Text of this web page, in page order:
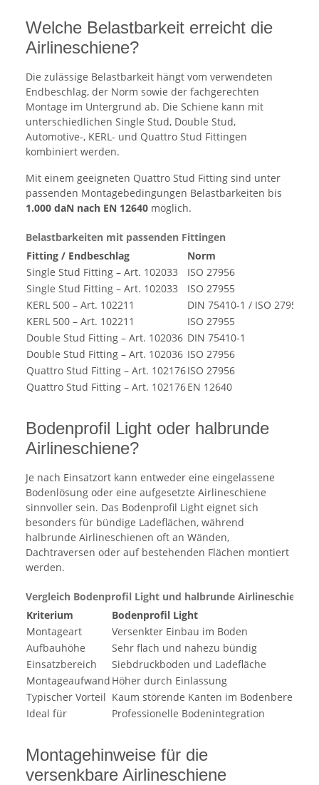
Welche Belastbarkeit erreicht die
Airlineschiene?
Die zulässige Belastbarkeit hängt vom verwendeten
Endbeschlag, der Norm sowie der fachgerechten
Montage im Untergrund ab. Die Schiene kann mit
unterschiedlichen Single Stud, Double Stud,
Automotive-, KERL- und Quattro Stud Fittingen
kombiniert werden.
Mit einem geeigneten Quattro Stud Fitting sind unter
passenden Montagebedingungen Belastbarkeiten bis
1.000 daN nach EN 12640 möglich.
Belastbarkeiten mit passenden Fittingen
Fitting / Endbeschlag
Norm
Single Stud Fitting – Art. 102033
ISO 27956
Single Stud Fitting – Art. 102033
ISO 27955
KERL 500 – Art. 102211
DIN 75410-1 / ISO 27956
KERL 500 – Art. 102211
ISO 27955
Double Stud Fitting – Art. 102036 DIN 75410-1
Double Stud Fitting – Art. 102036 ISO 27956
Quattro Stud Fitting – Art. 102176ISO 27956
Quattro Stud Fitting – Art. 102176EN 12640
Bodenprofil Light oder halbrunde
Airlineschiene?
Je nach Einsatzort kann entweder eine eingelassene
Bodenlösung oder eine aufgesetzte Airlineschiene
sinnvoller sein. Das Bodenprofil Light eignet sich
besonders für bündige Ladeflächen, während
halbrunde Airlineschienen oft an Wänden,
Dachtraversen oder auf bestehenden Flächen montiert
werden.
Vergleich Bodenprofil Light und halbrunde Airlineschiene
Kriterium
Bodenprofil Light
Montageart
Versenkter Einbau im Boden
Aufbauhöhe
Sehr flach und nahezu bündig
Einsatzbereich
Siebdruckboden und Ladefläche
Montageaufwand Höher durch Einlassung
Typischer Vorteil Kaum störende Kanten im Bodenbereich
Ideal für
Professionelle Bodenintegration
Montagehinweise für die
versenkbare Airlineschiene